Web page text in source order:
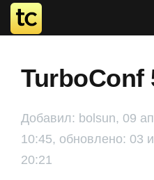
TurboConf
Добавил: bolsun, 09
10:45, обновлено: 03
20:21